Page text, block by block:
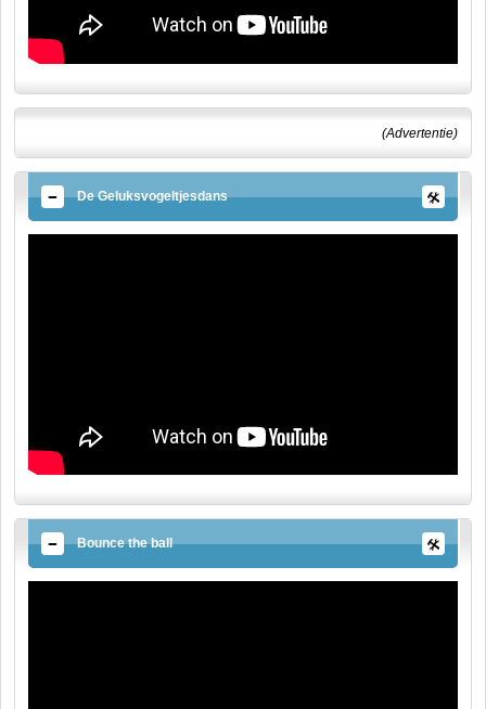
(Advertentie)
De Geluksvogeltjesdans
Bounce the ball